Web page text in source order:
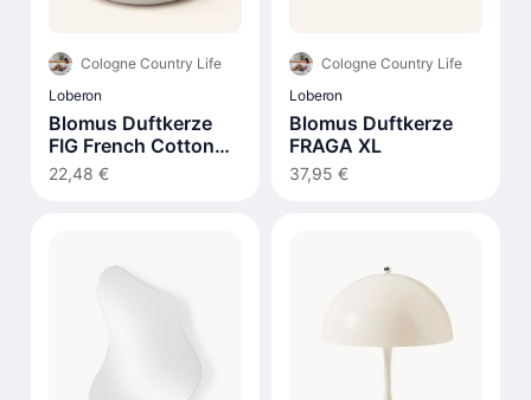
Cologne Country Life
Loberon
Blomus Duftkerze
FIG French Cotton
290g
22,48 €
Cologne Country Life
Loberon
Blomus Duftkerze
FRAGA XL
37,95 €